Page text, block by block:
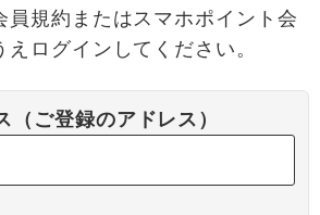
員規約またはスマホポイント会
えログインしてください。
（ご登録のアドレス）